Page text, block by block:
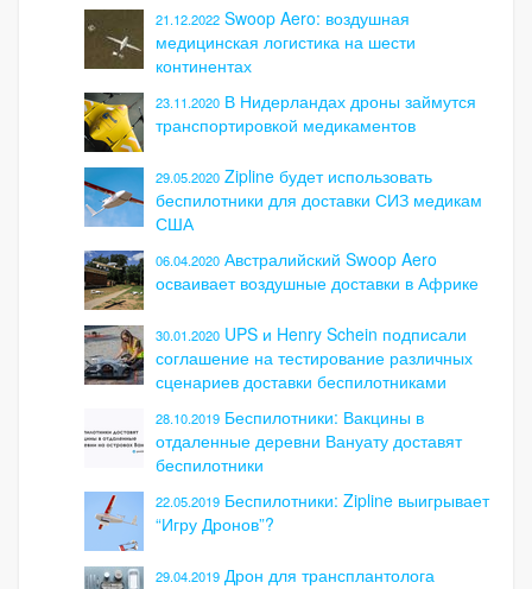
21.12.2022 Swoop Aero: воздушная
медицинская логистика на шести
континентах
23.11.2020 В Нидерландах дроны займутся
транспортировкой медикаментов
29.05.2020 Zipline будет использовать
беспилотники для доставки СИЗ медикам
США
06.04.2020 Австралийский Swoop Aero
осваивает воздушные доставки в Африке
30.01.2020 UPS и Henry Schein подписали
соглашение на тестирование различных
сценариев доставки беспилотниками
28.10.2019 Беспилотники: Вакцины в
отдаленные деревни Вануату доставят
беспилотники
22.05.2019 Беспилотники: Zipline выигрывает
“Игру Дронов”?
29.04.2019 Дрон для трансплантолога